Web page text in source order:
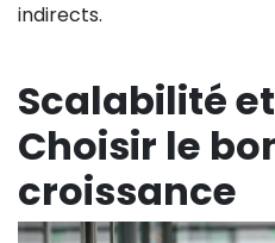
indirects.
Scalabilité
Choisir le
croissance